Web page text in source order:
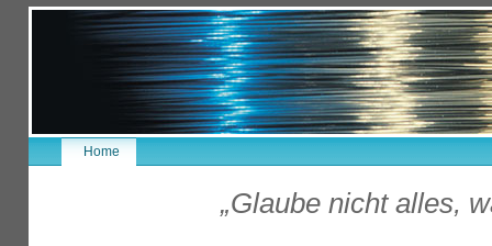
Home
„Glaube nicht alles,